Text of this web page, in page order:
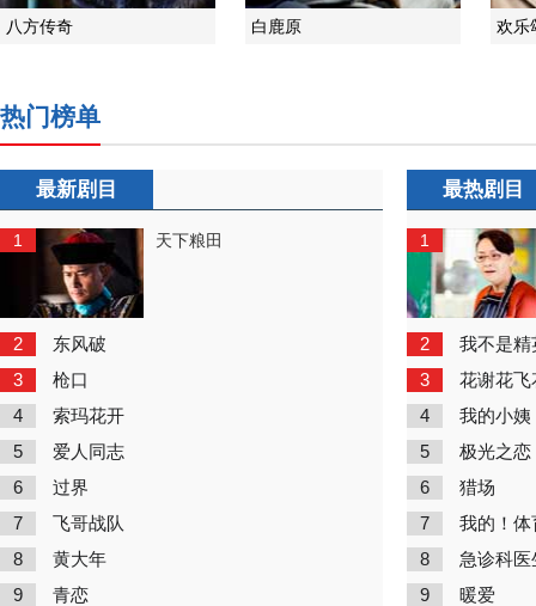
八方传奇 白鹿原 欢乐
热门榜单
最新剧目
1 天下粮田
2 东风破
3 枪口
4 索玛花开
5 爱人同志
6 过界
7 飞哥战队
8 黄大年
9 青恋
最热剧目
1
2 我不是精
3 花谢花飞
4 我的小姨
5 极光之恋
6 猎场
7 我的！体
8 急诊科医
9 暖爱